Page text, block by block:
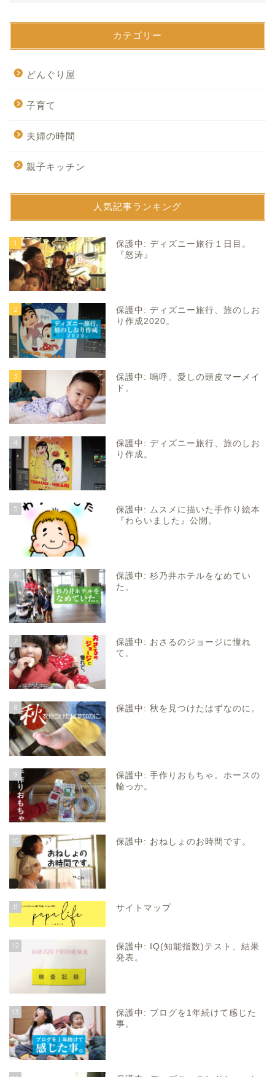
カテゴリー
どんぐり屋
子育て
夫婦の時間
親子キッチン
人気記事ランキング
1
保護中: ディズニー旅行１日目。
『怒涛』
2
保護中: ディズニー旅行、旅のしお
り作成2020。
3
保護中: 嗚呼、愛しの頭皮マーメイ
ド。
4
保護中: ディズニー旅行、旅のしお
り作成。
5
保護中: ムスメに描いた手作り絵本
『わらいました』公開。
6
保護中: 杉乃井ホテルをなめてい
た。
7
保護中: おさるのジョージに憧れ
て。
8 保護中: 秋を見つけたはずなのに。
9
保護中: 手作りおもちゃ。ホースの
輪っか。
10 保護中: おねしょのお時間です。
11 サイトマップ
12
保護中: IQ(知能指数)テスト、結果
発表。
13
保護中: ブログを1年続けて感じた
事。